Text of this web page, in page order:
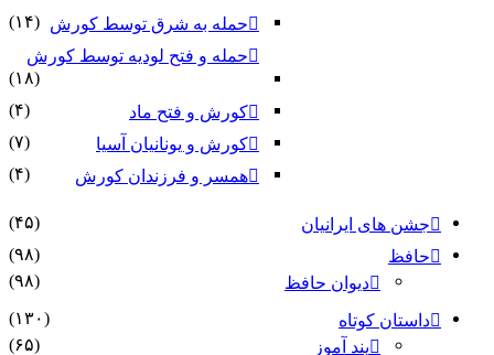
حمله به شرق توسط کورش (۱۴)
حمله و فتح لودیه توسط کورش
(۱۸)
کورش و فتح ماد
(۴)
کورش و یونانیان آسیا
(۷)
همسر و فرزندان کورش
(۴)
جشن های ایرانیان
(۴۵)
حافظ
(۹۸)
دیوان حافظ
(۹۸)
داستان کوتاه
(۱۳۰)
پند آموز
(۶۵)